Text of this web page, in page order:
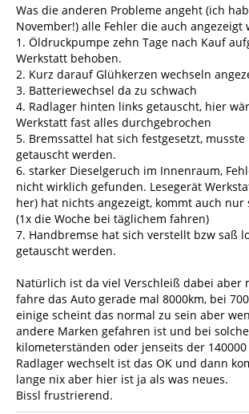
Was die anderen Probleme angeht (ich
November!) alle Fehler die auch angezeigt
1. Öldruckpumpe zehn Tage nach Kauf
Werkstatt behoben.
2. Kurz darauf Glühkerzen wechseln
3. Batteriewechsel da zu schwach
4. Radlager hinten links getauscht, hier
Werkstatt fast alles durchgebrochen
5. Bremssattel hat sich festgesetzt,
getauscht werden.
6. starker Dieselgeruch im Innenraum,
nicht wirklich gefunden. Lesegerät
her) hat nichts angezeigt, kommt auch nur
(1x die Woche bei täglichem fahren)
7. Handbremse hat sich verstellt bzw saß
getauscht werden.
Natürlich ist da viel Verschleiß dabei aber
fahre das Auto gerade mal 8000km, bei
einige scheint das normal zu sein aber
andere Marken gefahren ist und bei
kilometerständen oder jenseits der
Radlager wechselt ist das OK und dann
lange nix aber hier ist ja als was neues.
Bissl frustrierend.